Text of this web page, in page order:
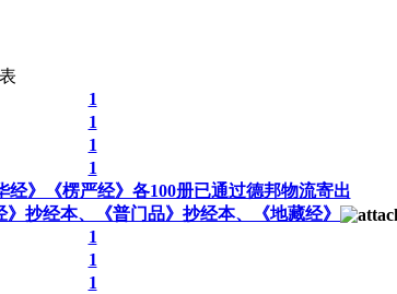
1
1
1
1
经》《楞严经》各100册已通过德邦物流寄出
抄经本、《普门品》抄经本、《地藏经》
1
1
1